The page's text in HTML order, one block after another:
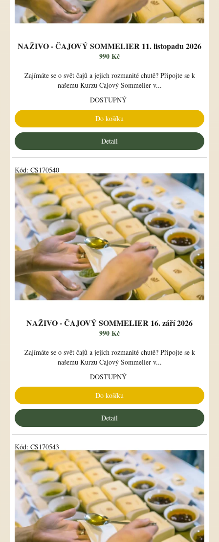
t
ů
NAŽIVO - ČAJOVÝ SOMMELIER 11. listopadu 2026
990 Kč
Zajímáte se o svět čajů a jejich rozmanité chutě? Připojte se k
našemu Kurzu Čajový Sommelier v...
DOSTUPNÝ
Do košíku
Detail
NAŽIVO - ČAJOVÝ SOMMELIER 16. září 2026
990 Kč
Zajímáte se o svět čajů a jejich rozmanité chutě? Připojte se k
našemu Kurzu Čajový Sommelier v...
DOSTUPNÝ
Do košíku
Detail
Kód: CS170540
Kód: CS170543